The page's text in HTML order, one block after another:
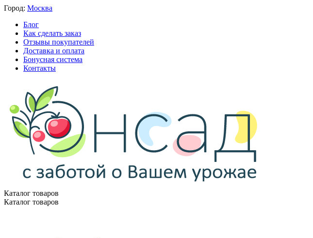
Город: Москва
Блог
Как сделать заказ
Отзывы покупателей
Доставка и оплата
Бонусная система
Контакты
Каталог товаров
Каталог товаров